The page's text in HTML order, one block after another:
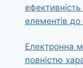
елементів до
Електронна
повністю